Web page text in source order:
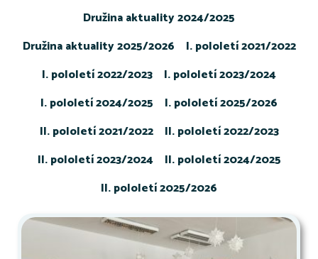
Družina aktuality 2024/2025
Družina aktuality 2025/2026
I. pololetí 2021/2022
I. pololetí 2022/2023
I. pololetí 2023/2024
I. pololetí 2024/2025
I. pololetí 2025/2026
II. pololetí 2021/2022
II. pololetí 2022/2023
II. pololetí 2023/2024
II. pololetí 2024/2025
II. pololetí 2025/2026